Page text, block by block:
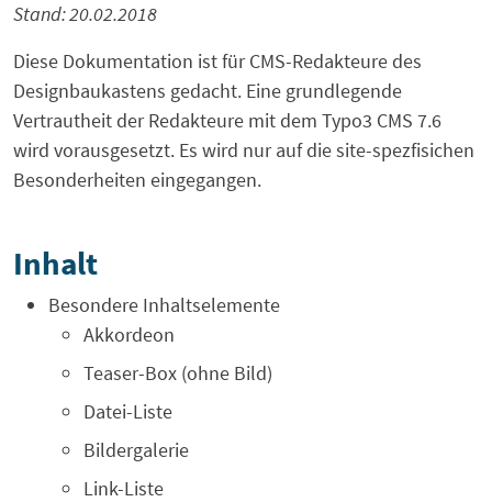
Stand: 20.02.2018
Diese Dokumentation ist für CMS-Redakteure des
Designbaukastens gedacht. Eine grundlegende
Vertrautheit der Redakteure mit dem Typo3 CMS 7.6
wird vorausgesetzt. Es wird nur auf die site-spezfisichen
Besonderheiten eingegangen.
Inhalt
Besondere Inhaltselemente
Akkordeon
Teaser-Box (ohne Bild)
Datei-Liste
Bildergalerie
Link-Liste